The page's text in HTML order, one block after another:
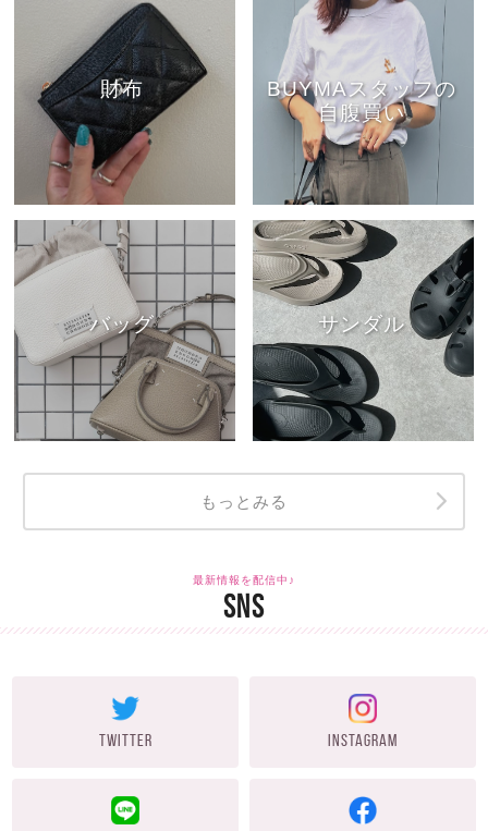
財布
BUYMAスタッフの
自腹買い
バッグ サンダル
もっとみる
最新情報を配信中♪
SNS
TWITTER INSTAGRAM